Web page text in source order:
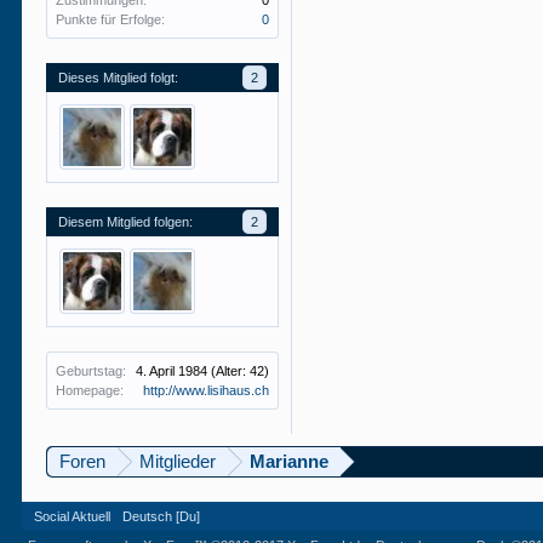
Punkte für Erfolge:
0
Dieses Mitglied folgt: 2
Diesem Mitglied folgen: 2
Geburtstag: 4. April 1984 (Alter: 42)
Homepage:
http://www.lisihaus.ch
Foren Mitglieder Marianne
Social Aktuell Deutsch [Du]